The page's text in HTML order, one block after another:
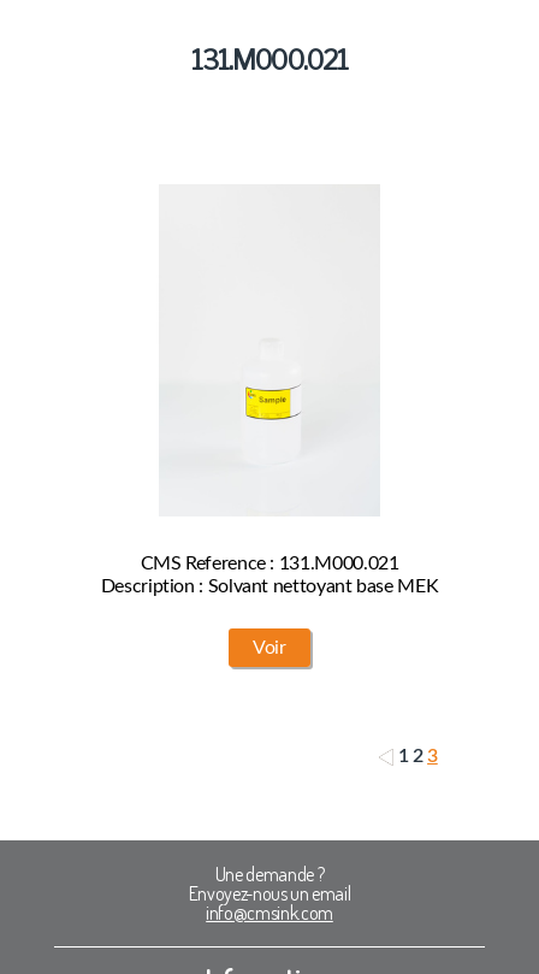
131.M000.021
CMS Reference : 131.M000.021
Description : Solvant nettoyant base MEK
Voir
1 2 3
Une demande ?
Envoyez-nous un email
info@cmsink.com